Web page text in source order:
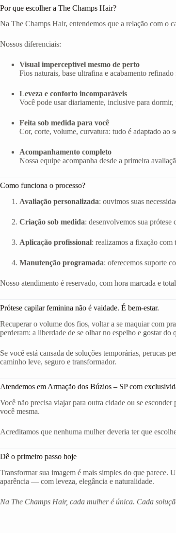
Por que escolher a The Champs Hair?
Na The Champs Hair, entendemos que a relação com o
Nossos diferenciais:
Visual imperceptível mesmo de perto
Fios naturais, base ultrafina e acabamento
Leveza e conforto incomparáveis
Você pode usar diariamente, inclusive para
Feita sob medida para você
Cor, corte, volume, curvatura: tudo é adaptado ao
Acompanhamento completo
Nossa equipe acompanha desde a primeira
Como funciona o processo?
Avaliação personalizada: ouvimos suas
Criação sob medida: desenvolvemos sua
Aplicação profissional: realizamos a fixação com
Manutenção programada: oferecemos suporte
Nosso atendimento é reservado, com hora marcada e
Prótese capilar feminina não é vaidade. É bem-estar.
Recuperar o volume dos fios, voltar a se maquiar com
perderam: a liberdade de se olhar no espelho e gostar do
Se você está cansada de soluções temporárias, perucas
caminho leve, seguro e transformador.
Atendemos em Armação dos Búzios – SP com
Você não precisa viajar para outra cidade ou se
você mesma.
Acreditamos que nenhuma mulher deveria ter que
Dê o primeiro passo hoje
Transformar sua imagem é mais simples do que parece.
aparência — com leveza, elegância e naturalidade.
Na The Champs Hair, cada mulher é única. Cada